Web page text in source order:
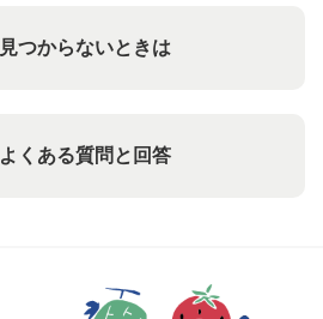
見つからないときは
よくある質問と回答